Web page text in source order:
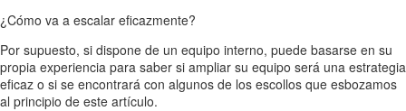
¿Cómo va a escalar eficazmente?
Por supuesto, si dispone de un equipo interno, puede basarse en su
propia experiencia para saber si ampliar su equipo será una estrategia
eficaz o si se encontrará con algunos de los escollos que esbozamos
al principio de este artículo.